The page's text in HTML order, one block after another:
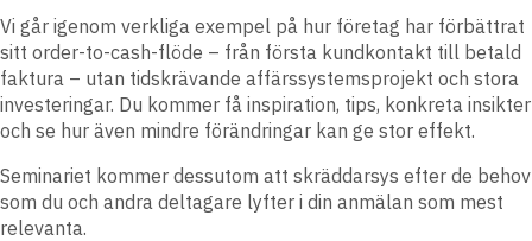
Vi går igenom verkliga exempel på hur företag har förbättrat
sitt order-to-cash-flöde – från första kundkontakt till betald
faktura – utan tidskrävande affärssystemsprojekt och stora
investeringar. Du kommer få inspiration, tips, konkreta insikter
och se hur även mindre förändringar kan ge stor effekt.
Seminariet kommer dessutom att skräddarsys efter de behov
som du och andra deltagare lyfter i din anmälan som mest
relevanta.